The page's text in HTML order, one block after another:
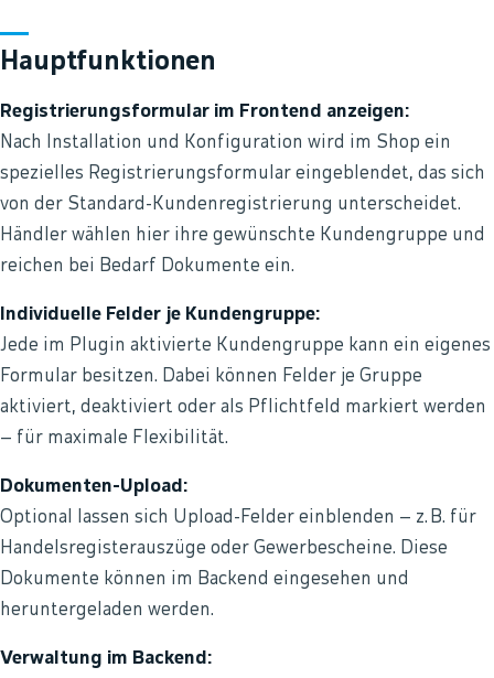
Hauptfunktionen
Registrierungsformular im Frontend anzeigen:
Nach Installation und Konfiguration wird im Shop ein
spezielles Registrierungsformular eingeblendet, das sich
von der Standard-Kundenregistrierung unterscheidet.
Händler wählen hier ihre gewünschte Kundengruppe und
reichen bei Bedarf Dokumente ein.
Individuelle Felder je Kundengruppe:
Jede im Plugin aktivierte Kundengruppe kann ein eigenes
Formular besitzen. Dabei können Felder je Gruppe
aktiviert, deaktiviert oder als Pflichtfeld markiert werden
– für maximale Flexibilität.
Dokumenten-Upload:
Optional lassen sich Upload-Felder einblenden – z. B. für
Handelsregisterauszüge oder Gewerbescheine. Diese
Dokumente können im Backend eingesehen und
heruntergeladen werden.
Verwaltung im Backend: